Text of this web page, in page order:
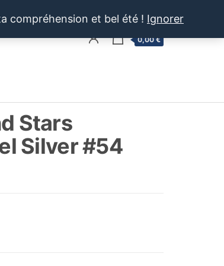
compréhension et bel été ! Ignorer
0,00 €
Stars
Silver #54